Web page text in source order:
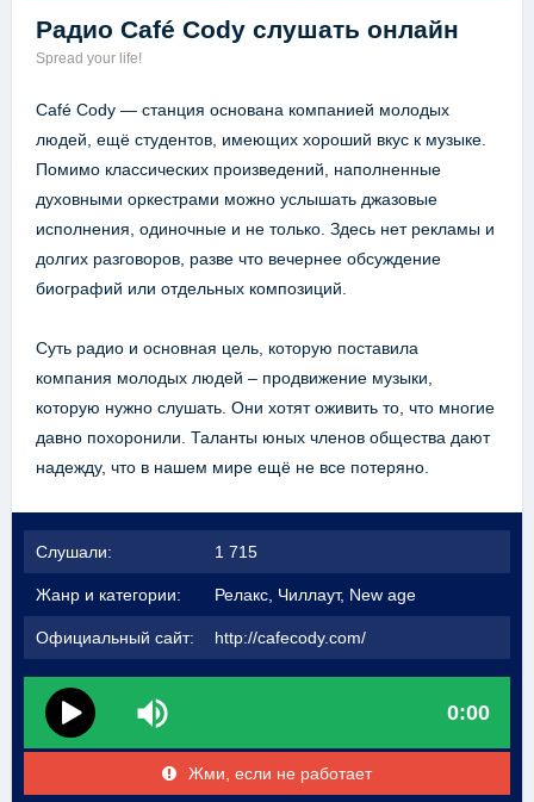
Радио Café Cody слушать онлайн
Spread your life!
Café Cody — станция основана компанией молодых
людей, ещё студентов, имеющих хороший вкус к музыке.
Помимо классических произведений, наполненные
духовными оркестрами можно услышать джазовые
исполнения, одиночные и не только. Здесь нет рекламы и
долгих разговоров, разве что вечернее обсуждение
биографий или отдельных композиций.
Суть радио и основная цель, которую поставила
компания молодых людей – продвижение музыки,
которую нужно слушать. Они хотят оживить то, что многие
давно похоронили. Таланты юных членов общества дают
надежду, что в нашем мире ещё не все потеряно.
Слушали: 1 715
Жанр и категории: Релакс, Чиллаут, New age
Официальный сайт: http://cafecody.com/
0:00
Жми, если не работает